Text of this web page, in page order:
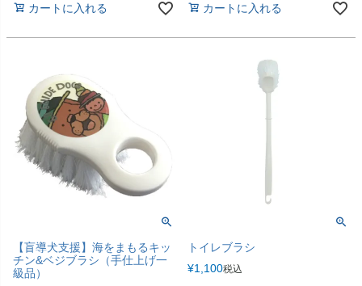
カートに入れる カートに入れる
【盲導犬支援】海をまもるキッ
チン&ベジブラシ（手仕上げ一
級品）
トイレブラシ
¥1,100税込